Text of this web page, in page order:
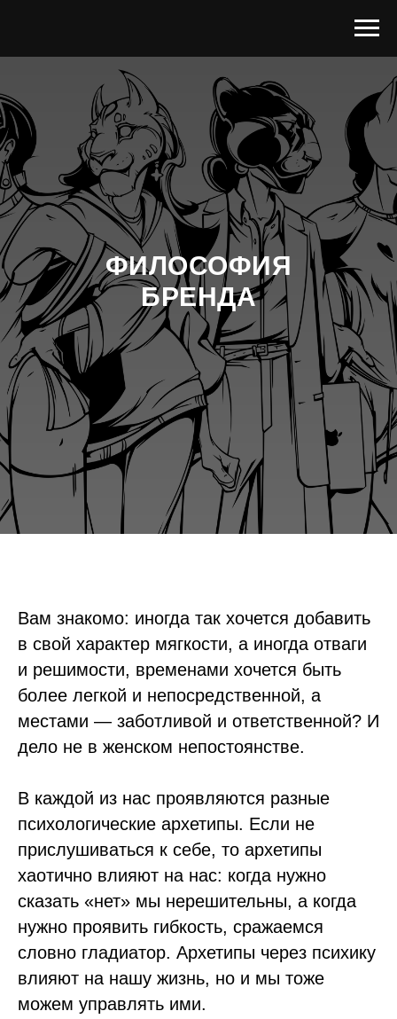
ФИЛОСОФИЯ
БРЕНДА
Вам знакомо: иногда так хочется добавить
в свой характер мягкости, а иногда отваги
и решимости, временами хочется быть
более легкой и непосредственной, а
местами — заботливой и ответственной? И
дело не в женском непостоянстве.
В каждой из нас проявляются разные
психологические архетипы. Если не
прислушиваться к себе, то архетипы
хаотично влияют на нас: когда нужно
сказать «нет» мы нерешительны, а когда
нужно проявить гибкость, сражаемся
словно гладиатор. Архетипы через психику
влияют на нашу жизнь, но и мы тоже
можем управлять ими.